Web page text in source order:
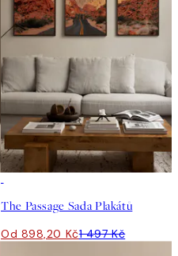
The Passage Sada Plakátů
Od 898,20 Kč1 497 Kč